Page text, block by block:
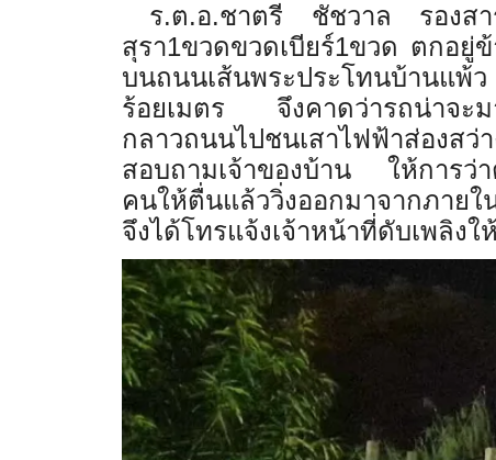
ร.ต.อ.ชาตรี ชัชวาล รองสาร
สุรา1ขวดขวดเบียร์1ขวด ตกอยู่
บนถนนเส้นพระประโทนบ้านแพ้ว
ร้อยเมตร จึงคาดว่ารถน่าจะมา
กลาวถนนไปชนเสาไฟฟ้าส่องสว่
สอบถามเจ้าของบ้าน ให้การว่
คนให้ตื่นแล้ววิ่งออกมาจากภายใ
จึงได้โทรแจ้งเจ้าหน้าที่ดับเพลิง